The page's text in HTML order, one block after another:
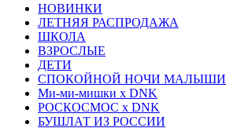
НОВИНКИ
ЛЕТНЯЯ РАСПРОДАЖА
ШКОЛА
ВЗРОСЛЫЕ
ДЕТИ
СПОКОЙНОЙ НОЧИ МАЛЫШИ
Ми-ми-мишки x DNK
РОСКОСМОС x DNK
БУШЛАТ ИЗ РОССИИ